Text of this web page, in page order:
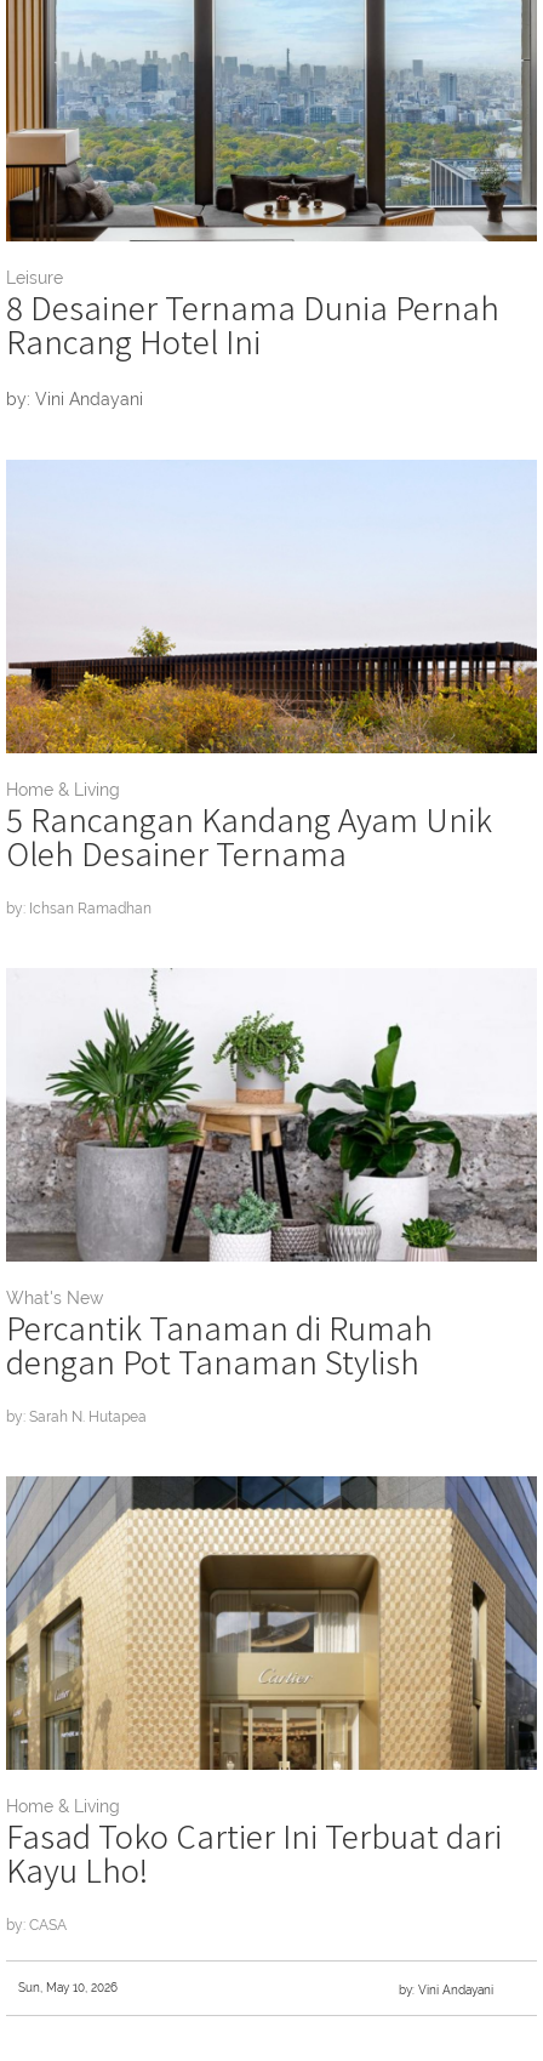
Leisure
8 Desainer Ternama Dunia Pernah
Rancang Hotel Ini
by: Vini Andayani
Home & Living
5 Rancangan Kandang Ayam Unik
Oleh Desainer Ternama
by: Ichsan Ramadhan
What's New
Percantik Tanaman di Rumah
dengan Pot Tanaman Stylish
by: Sarah N. Hutapea
Home & Living
Fasad Toko Cartier Ini Terbuat dari
Kayu Lho!
by: CASA
Sun, May 10, 2026 by: Vini Andayani